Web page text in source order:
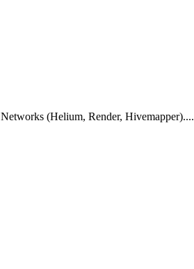
(Helium, Render, Hivemapper)....